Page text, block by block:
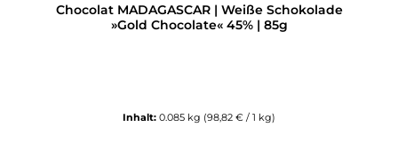
Chocolat MADAGASCAR | Weiße Schokolade
»Gold Chocolate« 45% | 85g
Inhalt: 0.085 kg (98,82 € / 1 kg)